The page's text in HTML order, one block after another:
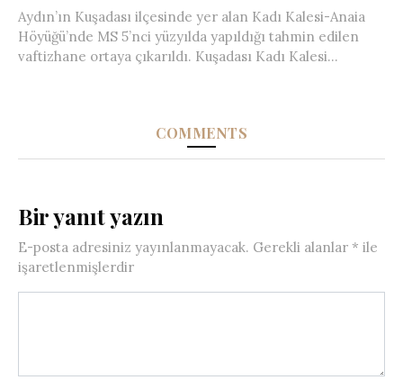
Aydın’ın Kuşadası ilçesinde yer alan Kadı Kalesi-Anaia
Höyüğü’nde MS 5’nci yüzyılda yapıldığı tahmin edilen
vaftizhane ortaya çıkarıldı. Kuşadası Kadı Kalesi...
COMMENTS
Bir yanıt yazın
E-posta adresiniz yayınlanmayacak. Gerekli alanlar * ile
işaretlenmişlerdir